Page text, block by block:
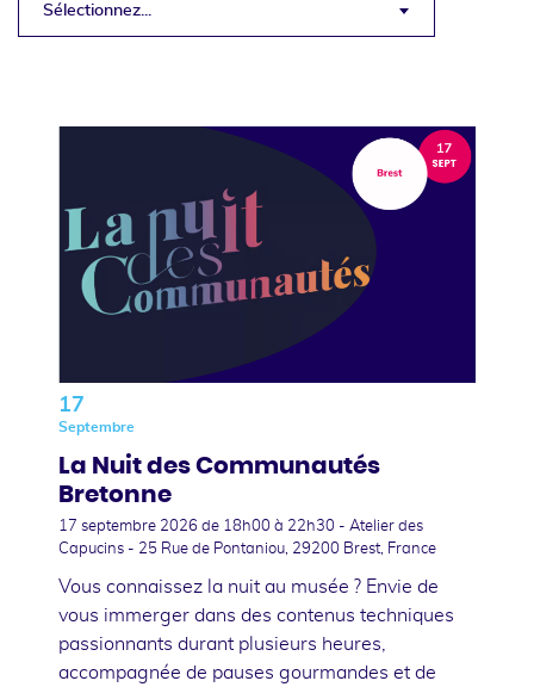
Sélectionnez...
17
Septembre
La Nuit des Communautés
Bretonne
17 septembre 2026 de 18h00 à 22h30 - Atelier des
Capucins - 25 Rue de Pontaniou, 29200 Brest, France
Vous connaissez la nuit au musée ? Envie de
vous immerger dans des contenus techniques
passionnants durant plusieurs heures,
accompagnée de pauses gourmandes et de